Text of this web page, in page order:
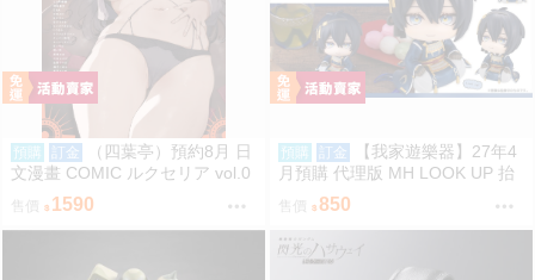
預購 訂金
（四葉亭）預約8月 日
文漫畫 COMIC ルクセリア vol.0
6 特典：B2掛軸、資料夾 あるぷ
售價 1590
預購 訂金
【我家遊樂器】27年4
月預購 代理版 MH LOOK UP 抬
頭系列 刀劍亂舞ONLINE 三日月
宗近
售價 850